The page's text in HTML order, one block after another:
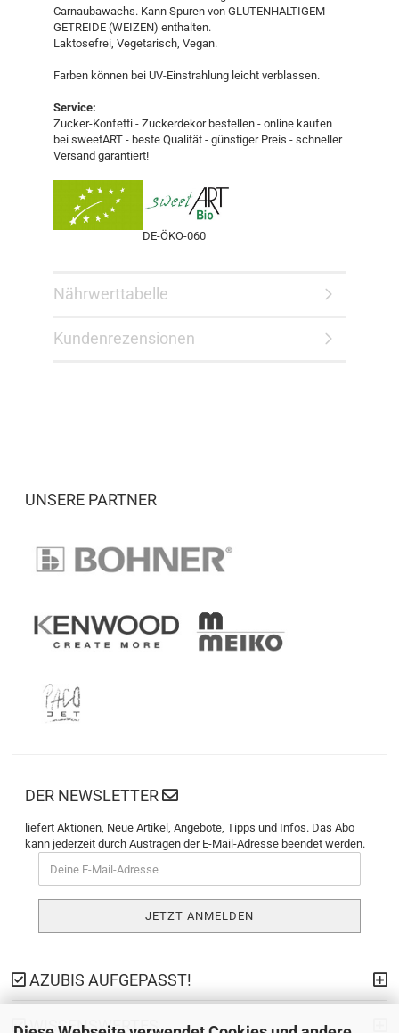
Carnaubawachs. Kann Spuren von GLUTENHALTIGEM
GETREIDE (WEIZEN) enthalten.
Laktosefrei, Vegetarisch, Vegan.
Farben können bei UV-Einstrahlung leicht verblassen.
Service:
Zucker-Konfetti - Zuckerdekor bestellen - online kaufen
bei sweetART - beste Qualität - günstiger Preis - schneller
Versand garantiert!
DE-ÖKO-060
Nährwerttabelle
Kundenrezensionen
UNSERE PARTNER
DER NEWSLETTER
liefert Aktionen, Neue Artikel, Angebote, Tipps und Infos. Das Abo
kann jederzeit durch Austragen der E-Mail-Adresse beendet werden.
AZUBIS AUFGEPASST!
WISSENSWERTES